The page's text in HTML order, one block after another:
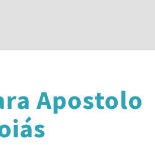
Apostolo